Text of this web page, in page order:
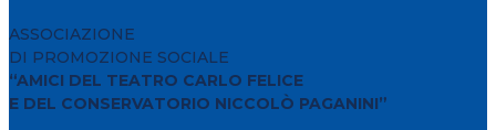
ASSOCIAZIONE
DI PROMOZIONE SOCIALE
“AMICI DEL TEATRO CARLO FELICE
E DEL CONSERVATORIO NICCOLÒ PAGANINI”